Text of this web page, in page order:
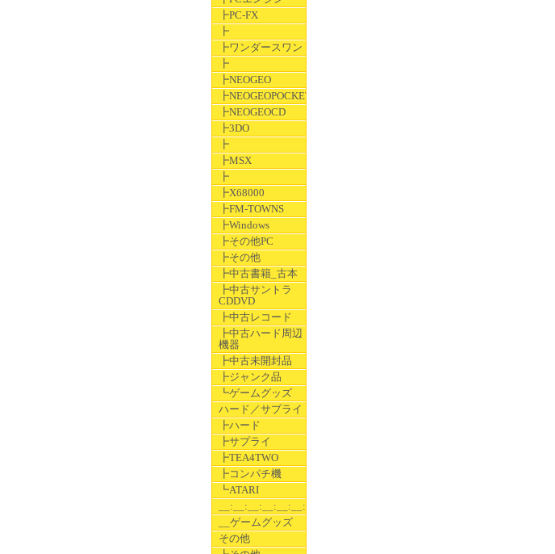
┣PC-FX
┣
┣ワンダースワン
┣
┣NEOGEO
┣NEOGEOPOCKET
┣NEOGEOCD
┣3DO
┣
┣MSX
┣
┣X68000
┣FM-TOWNS
┣Windows
┣その他PC
┣その他
┣中古書籍_古本
┣中古サントラ
CDDVD
┣中古レコード
┣中古ハード周辺
機器
┣中古未開封品
┣ジャンク品
┗ゲームグッズ
ハード／サプライ
┣ハード
┣サプライ
┣TEA4TWO
┣コンパチ機
┗ATARI
__:__:__:__:__:__:__
__ゲームグッズ
その他